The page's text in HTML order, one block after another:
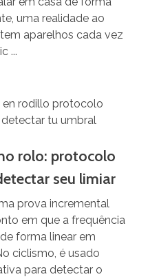
uma realidade ao
aparelhos cada vez
...
rolo: protocolo
seu limiar
prova incremental
em que a frequência
forma linear em
ciclismo, é usado
para detectar o